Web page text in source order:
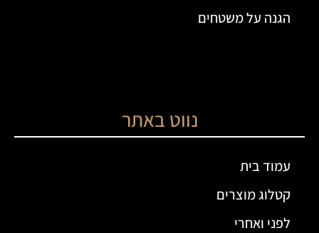
הגנה על משטחים
נווט באתר
עמוד בית
קטלוג מוצרים
לפני ואחרי